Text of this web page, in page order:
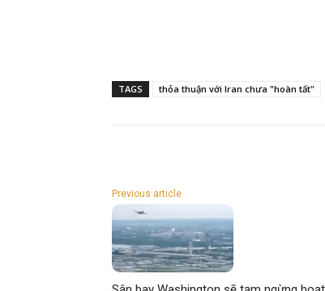
TAGS thỏa thuận với Iran chưa "hoàn tất"
Previous article